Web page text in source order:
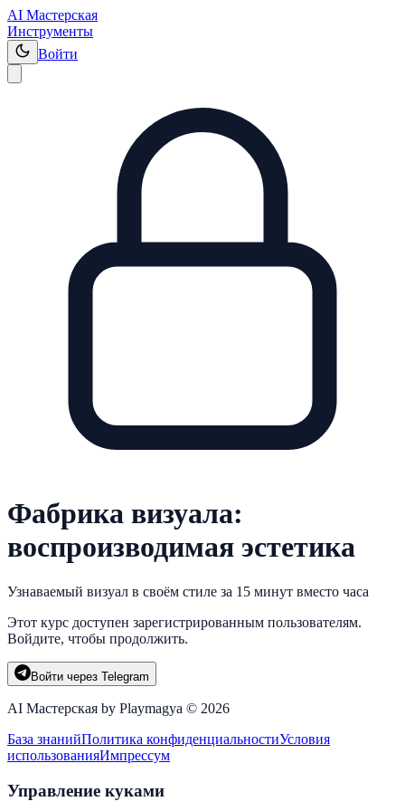
AI Мастерская
Инструменты
Войти
Фабрика визуала:
воспроизводимая эстетика
Узнаваемый визуал в своём стиле за 15 минут вместо часа
Этот курс доступен зарегистрированным пользователям.
Войдите, чтобы продолжить.
Войти через Telegram
AI Мастерская by Playmagya © 2026
База знанийПолитика конфиденциальностиУсловия
использованияИмпрессум
Управление куками